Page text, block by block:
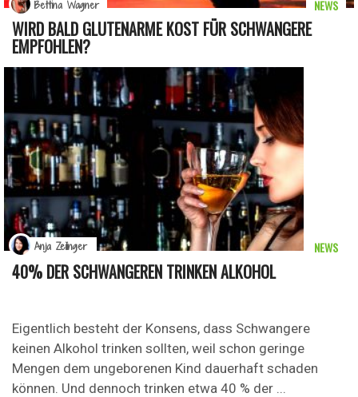
WIRD BALD GLUTENARME KOST FÜR SCHWANGERE
EMPFOHLEN?
NEWS
Bettina Wagner
40% DER SCHWANGEREN TRINKEN ALKOHOL
Eigentlich besteht der Konsens, dass Schwangere
keinen Alkohol trinken sollten, weil schon geringe
Mengen dem ungeborenen Kind dauerhaft schaden
können. Und dennoch trinken etwa 40 % der ...
NEWS
Anja Zeilinger